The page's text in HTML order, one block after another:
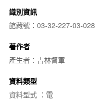
識別資訊
館藏號：03-32-227-03-028
著作者
產生者：吉林督軍
資料類型
資料型式 ：電